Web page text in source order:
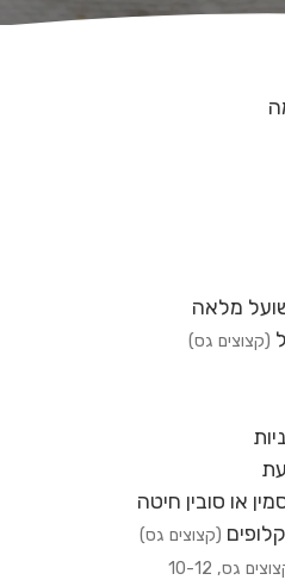
מלאה
(קצוצים גס)
או סובין חיטה
(קצוצים גס)
(קצוצים גס, 10-12